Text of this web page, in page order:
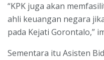
“KPK juga akan
ahli keuangan negara
pada Kejati Gorontalo,”
Sementara itu Asisten